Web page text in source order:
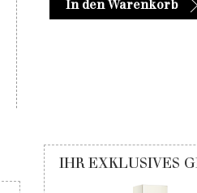
In den Warenkorb
IHR EXKLUSIVES